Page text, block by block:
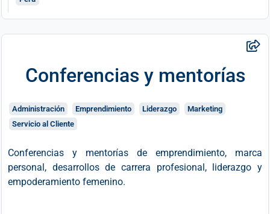
Conferencias y mentorías
Administración Emprendimiento Liderazgo
Marketing
Servicio al Cliente
Conferencias y mentorías de emprendimiento, marca
personal, desarrollos de carrera profesional, liderazgo y
empoderamiento femenino.